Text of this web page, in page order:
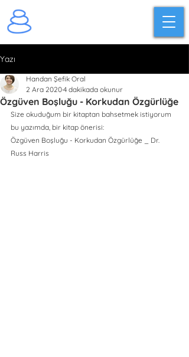
Yazı
Özgüven Boşluğu - Korkudan Özgürlüğe
Handan Şefik Oral
2 Ara 20204 dakikada okunur
Size okuduğum bir kitaptan bahsetmek istiyorum
bu yazımda, bir kitap önerisi:
Özgüven Boşluğu - Korkudan Özgürlüğe _ Dr.
Russ Harris